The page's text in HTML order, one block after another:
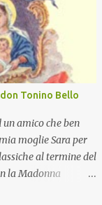
Tonino Bello
amico che ben
moglie Sara per
al termine del
la Madonna